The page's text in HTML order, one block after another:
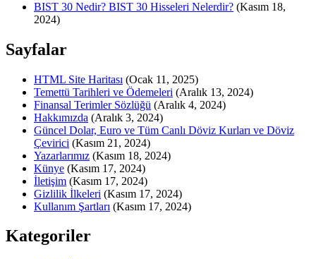
BIST 30 Nedir? BIST 30 Hisseleri Nelerdir? (Kasım 18,
2024)
Sayfalar
HTML Site Haritası (Ocak 11, 2025)
Temettü Tarihleri ve Ödemeleri (Aralık 13, 2024)
Finansal Terimler Sözlüğü (Aralık 4, 2024)
Hakkımızda (Aralık 3, 2024)
Güncel Dolar, Euro ve Tüm Canlı Döviz Kurları ve Döviz
Çevirici (Kasım 21, 2024)
Yazarlarımız (Kasım 18, 2024)
Künye (Kasım 17, 2024)
İletişim (Kasım 17, 2024)
Gizlilik İlkeleri (Kasım 17, 2024)
Kullanım Şartları (Kasım 17, 2024)
Kategoriler